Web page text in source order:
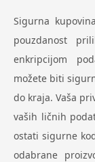
Sigurna
pouzdanost
enkripcijom
možete biti
do kraja. Vaša
vaših ličnih
ostati sigurne
odabrane